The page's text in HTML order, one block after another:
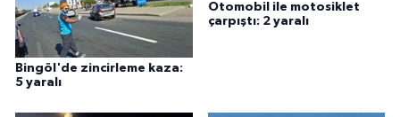
Bingöl'de zincirleme kaza:
5 yaralı
Otomobil ile motosiklet
çarpıştı: 2 yaralı